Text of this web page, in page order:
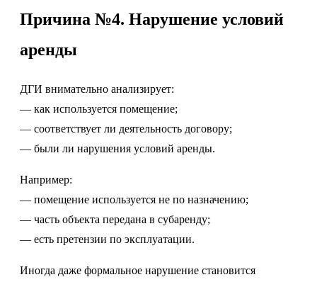
Причина №4. Нарушение условий
аренды
ДГИ внимательно анализирует:
— как используется помещение;
— соответствует ли деятельность договору;
— были ли нарушения условий аренды.
Например:
— помещение используется не по назначению;
— часть объекта передана в субаренду;
— есть претензии по эксплуатации.
Иногда даже формальное нарушение становится